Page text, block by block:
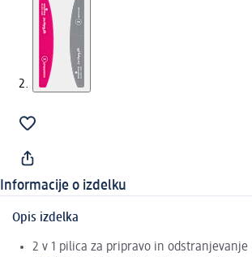
Informacije o izdelku
Opis izdelka
2 v 1 pilica za pripravo in odstranjevanje